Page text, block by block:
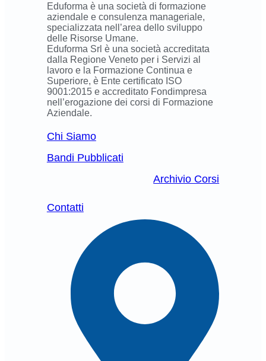
Eduforma è una società di formazione
aziendale e consulenza manageriale,
specializzata nell’area dello sviluppo
delle Risorse Umane.
Eduforma Srl è una società accreditata
dalla Regione Veneto per i Servizi al
lavoro e la Formazione Continua e
Superiore, è Ente certificato ISO
9001:2015 e accreditato Fondimpresa
nell’erogazione dei corsi di Formazione
Aziendale.
Chi Siamo
Bandi Pubblicati
Archivio Corsi
Contatti